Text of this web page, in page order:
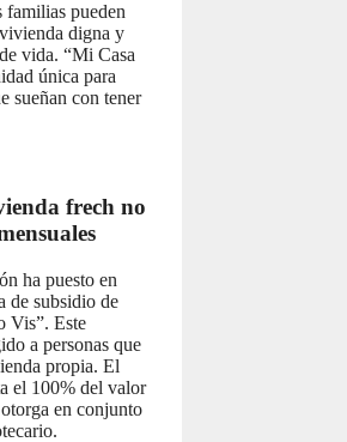
familias pueden
digna y
vida. “Mi Casa
única para
sueñan con tener
frech no
ha puesto en
de subsidio de
Vis”. Este
a personas que
propia. El
el 100% del valor
en conjunto